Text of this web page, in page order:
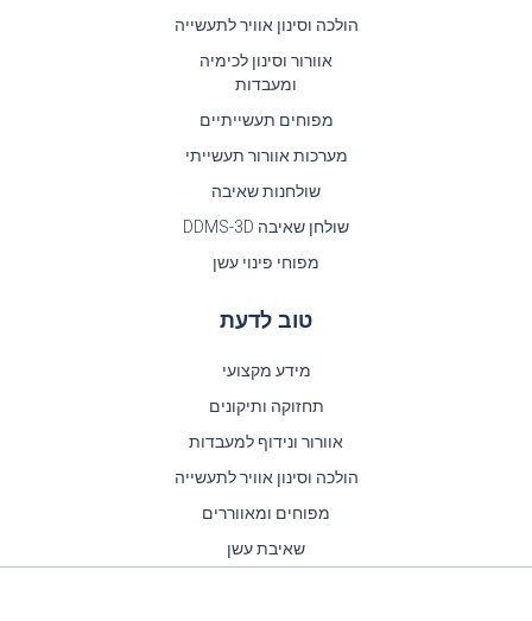
הולכה וסינון אוויר לתעשייה
אוורור וסינון לכימיה
ומעבדות
מפוחים תעשייתיים
מערכות אוורור תעשייתי
שולחנות שאיבה
שולחן שאיבה DDMS-3D
מפוחי פינוי עשן
טוב לדעת
מידע מקצועי
תחזוקה ותיקונים
אוורור ונידוף למעבדות
הולכה וסינון אוויר לתעשייה
מפוחים ומאווררים
שאיבת עשן